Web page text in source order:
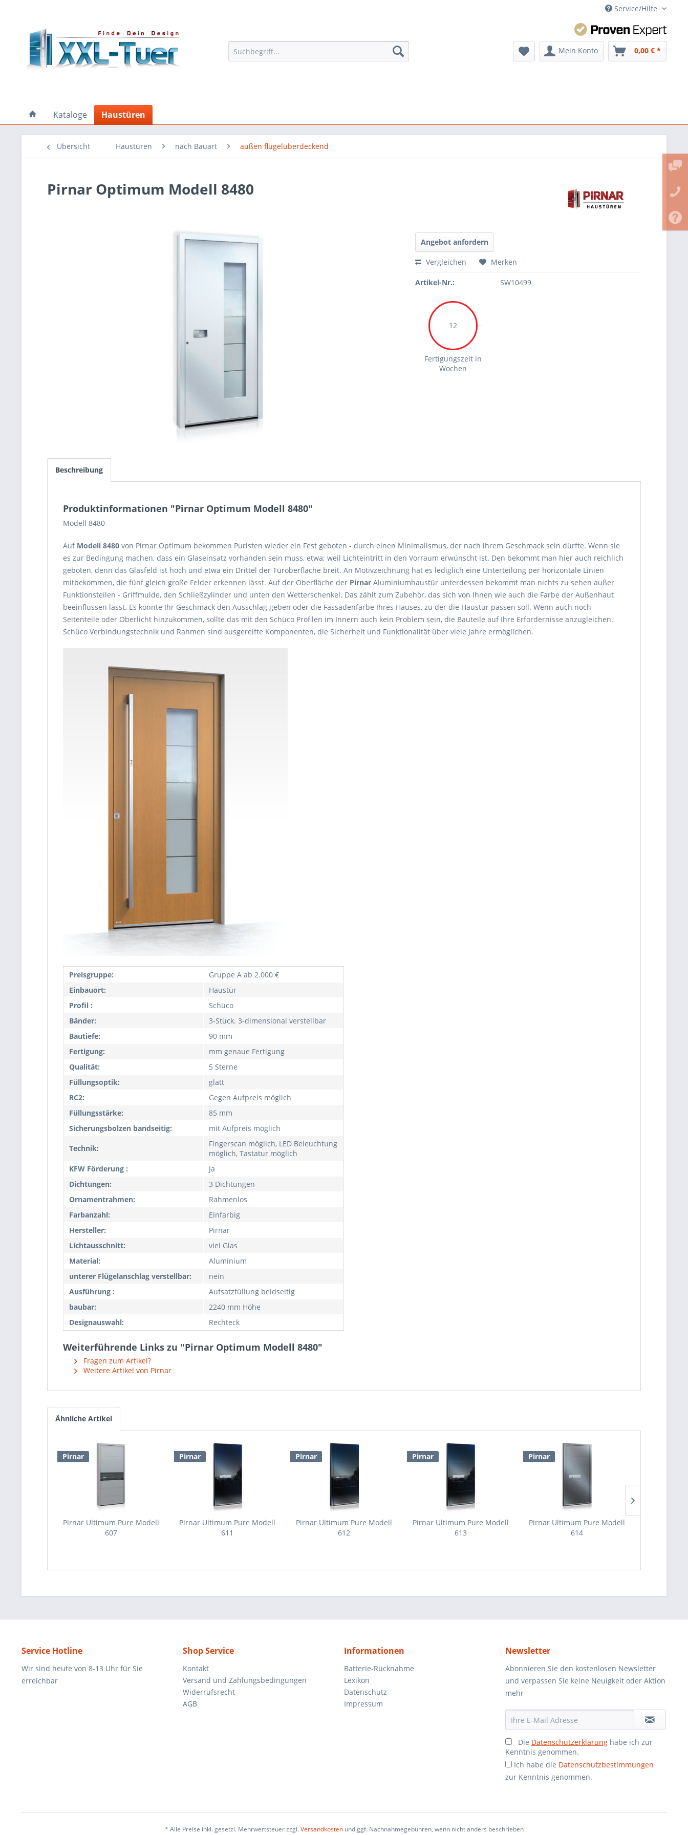
Service/Hilfe
Mein Konto 0,00 € *
Kataloge Haustüren
Übersicht Haustüren nach Bauart außen flügelüberdeckend
Pirnar Optimum Modell 8480
Angebot anfordern
Vergleichen Merken
Artikel-Nr.: SW10499
12
Fertigungszeit in
Wochen
Beschreibung
Produktinformationen "Pirnar Optimum Modell 8480"
Modell 8480
Auf Modell 8480 von Pirnar Optimum bekommen Puristen wieder ein Fest geboten - durch einen Minimalismus, der nach ihrem Geschmack sein dürfte. Wenn sie
es zur Bedingung machen, dass ein Glaseinsatz vorhanden sein muss, etwa; weil Lichteintritt in den Vorraum erwünscht ist. Den bekommt man hier auch reichlich
geboten, denn das Glasfeld ist hoch und etwa ein Drittel der Türoberfläche breit. An Motivzeichnung hat es lediglich eine Unterteilung per horizontale Linien
mitbekommen, die fünf gleich große Felder erkennen lässt. Auf der Oberfläche der Pirnar Aluminiumhaustür unterdessen bekommt man nichts zu sehen außer
Funktionsteilen - Griffmulde, den Schließzylinder und unten den Wetterschenkel. Das zählt zum Zubehör, das sich von Ihnen wie auch die Farbe der Außenhaut
beeinflussen lässt. Es könnte Ihr Geschmack den Ausschlag geben oder die Fassadenfarbe Ihres Hauses, zu der die Haustür passen soll. Wenn auch noch
Seitenteile oder Oberlicht hinzukommen, sollte das mit den Schüco Profilen im Innern auch kein Problem sein, die Bauteile auf Ihre Erfordernisse anzugleichen.
Schüco Verbindungstechnik und Rahmen sind ausgereifte Komponenten, die Sicherheit und Funktionalität über viele Jahre ermöglichen.
Preisgruppe:
Gruppe A ab 2.000 €
Einbauort:
Haustür
Profil :
Schüco
Bänder:
3-Stück. 3-dimensional verstellbar
Bautiefe:
90 mm
Fertigung:
mm genaue Fertigung
Qualität:
5 Sterne
Füllungsoptik:
glatt
RC2:
Gegen Aufpreis möglich
Füllungsstärke:
85 mm
Sicherungsbolzen bandseitig:
mit Aufpreis möglich
Technik:
Fingerscan möglich, LED Beleuchtung
möglich, Tastatur möglich
KFW Förderung :
Ja
Dichtungen:
3 Dichtungen
Ornamentrahmen:
Rahmenlos
Farbanzahl:
Einfarbig
Hersteller:
Pirnar
Lichtausschnitt:
viel Glas
Material:
Aluminium
unterer Flügelanschlag verstellbar:
nein
Ausführung :
Aufsatzfüllung beidseitig
baubar:
2240 mm Höhe
Designauswahl:
Rechteck
Weiterführende Links zu "Pirnar Optimum Modell 8480"
Fragen zum Artikel?
Weitere Artikel von Pirnar
Ähnliche Artikel
Pirnar
Pirnar Ultimum Pure Modell
607
Pirnar
Pirnar Ultimum Pure Modell
611
Pirnar
Pirnar Ultimum Pure Modell
612
Pirnar
Pirnar Ultimum Pure Modell
613
Pirnar
Pirnar Ultimum Pure Modell
614
Service Hotline
Wir sind heute von 8-13 Uhr für Sie
erreichbar
Shop Service
Kontakt
Versand und Zahlungsbedingungen
Widerrufsrecht
AGB
Informationen
Batterie-Rücknahme
Lexikon
Datenschutz
Impressum
Newsletter
Abonnieren Sie den kostenlosen Newsletter
und verpassen Sie keine Neuigkeit oder Aktion
mehr
Die Datenschutzerklärung habe ich zur
Kenntnis genommen.
Ich habe die Datenschutzbestimmungen
zur Kenntnis genommen.
* Alle Preise inkl. gesetzl. Mehrwertsteuer zzgl.Versandkostenund ggf. Nachnahmegebühren, wenn nicht anders beschrieben